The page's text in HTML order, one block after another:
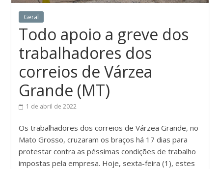
Geral
Todo apoio a greve dos
trabalhadores dos
correios de Várzea
Grande (MT)
1 de abril de 2022
Os trabalhadores dos correios de Várzea Grande, no
Mato Grosso, cruzaram os braços há 17 dias para
protestar contra as péssimas condições de trabalho
impostas pela empresa. Hoje, sexta-feira (1), estes